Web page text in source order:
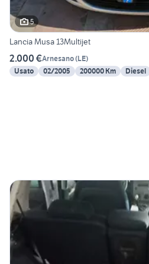
5
Lancia Musa 13Multijet
2.000 €Arnesano(LE)
Usato
02/2005 200000 Km Diesel